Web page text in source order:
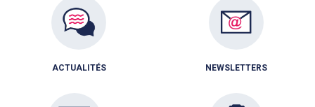
ACTUALITÉS NEWSLETTERS